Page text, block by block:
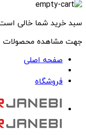
سبد خرید شما خالی
جهت مشاهده محصولات
صفحه اصلی
فروشگاه